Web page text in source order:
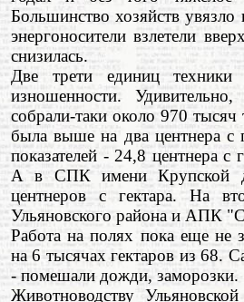
Большинство хозяйств
энергоносители взлетели
снизилась.
Две трети единиц
изношенности.
собрали-таки около 970
была выше на два центнера
показателей - 24,8 центнера с
А в СПК имени Крупской
центнеров с гектара. На
Ульяновского района и АПК
Работа на полях пока еще не
на 6 тысячах гектаров из 68.
- помешали дожди, заморозки.
Животноводству